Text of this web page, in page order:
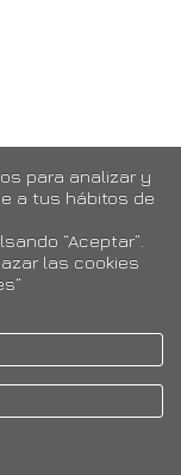
para analizar y
a tus hábitos de
“Aceptar”.
las cookies